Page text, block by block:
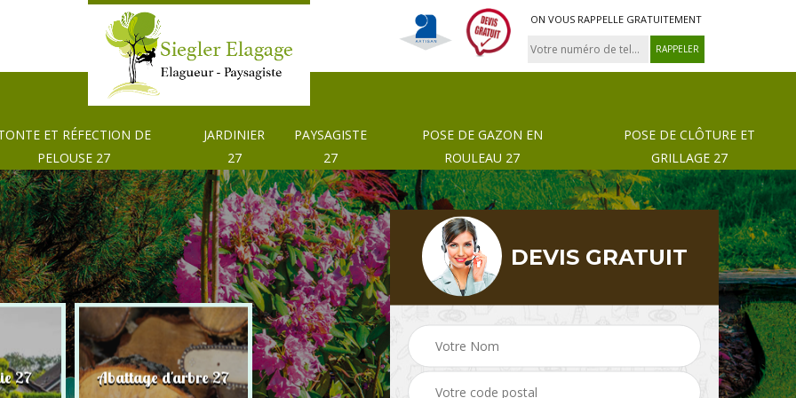
ON VOUS RAPPELLE GRATUITEMENT
ET RÉFECTION DE
PELOUSE 27
JARDINIER
27
PAYSAGISTE
27
POSE DE GAZON EN
ROULEAU 27
POSE DE CLÔTURE ET
GRILLAGE 27
27 Abattage d'arbre 27 Tonte et réfection de
pelouse 27 Paysagiste 27 Pose de gazon en
rouleau 27
DEVIS GRATUIT